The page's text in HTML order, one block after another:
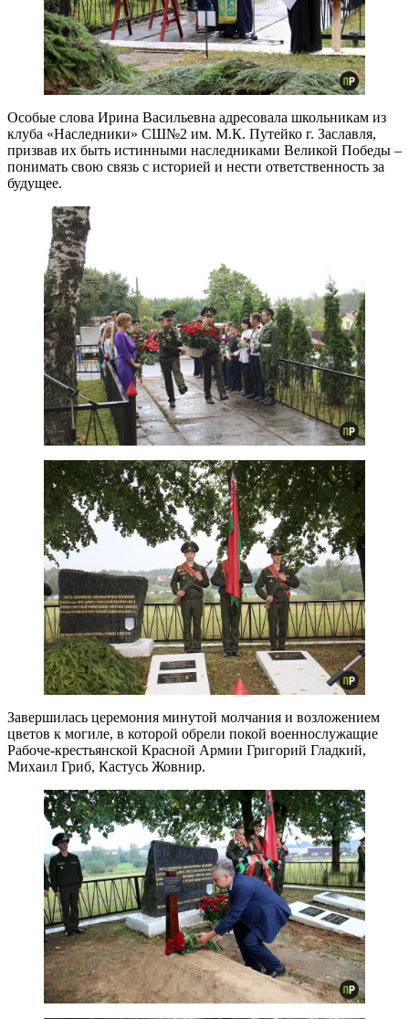
Особые слова Ирина Васильевна адресовала школьникам из
клуба «Наследники» СШ№2 им. М.К. Путейко г. Заславля,
призвав их быть истинными наследниками Великой Победы –
понимать свою связь с историей и нести ответственность за
будущее.
Завершилась церемония минутой молчания и возложением
цветов к могиле, в которой обрели покой военнослужащие
Рабоче-крестьянской Красной Армии Григорий Гладкий,
Михаил Гриб, Кастусь Жовнир.